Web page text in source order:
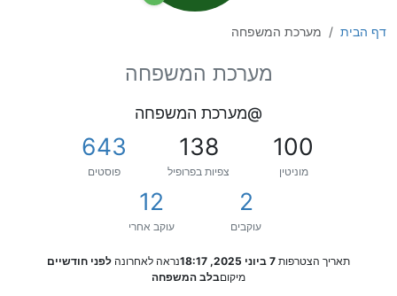
דף הבית מערכת המשפחה
מערכת המשפחה
@מערכת המשפחה
100
מוניטין
138
צפיות בפרופיל
643
פוסטים
2
עוקבים
12
עוקב אחרי
תאריך הצטרפות 7 ביוני 2025, 18:17 נראה לאחרונה לפני חודשיים
מיקוםבלב המשפחה